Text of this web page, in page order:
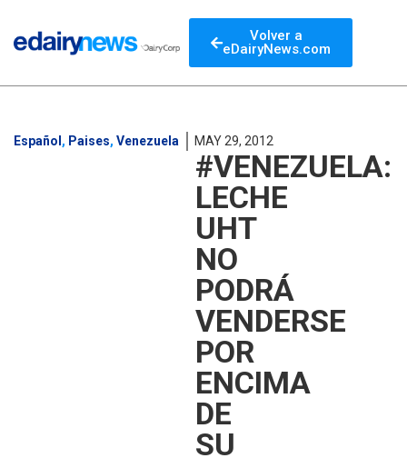
Volver a
eDairyNews.com
Español , Paises, Venezuela MAY 29, 2012
#VENEZUELA:
LECHE
UHT
NO
PODRÁ
VENDERSE
POR
ENCIMA
DE
SU